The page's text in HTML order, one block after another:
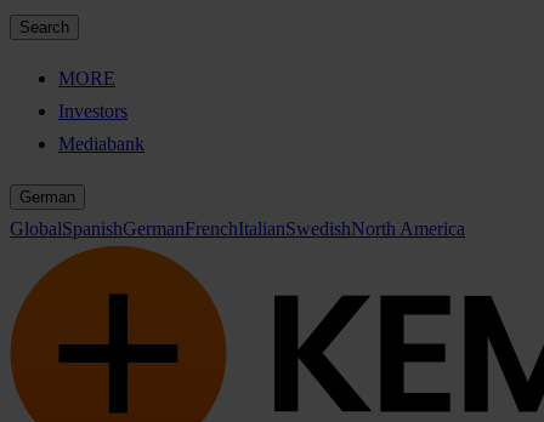
Search
MORE
Investors
Mediabank
German
GlobalSpanishGermanFrenchItalianSwedishNorth America